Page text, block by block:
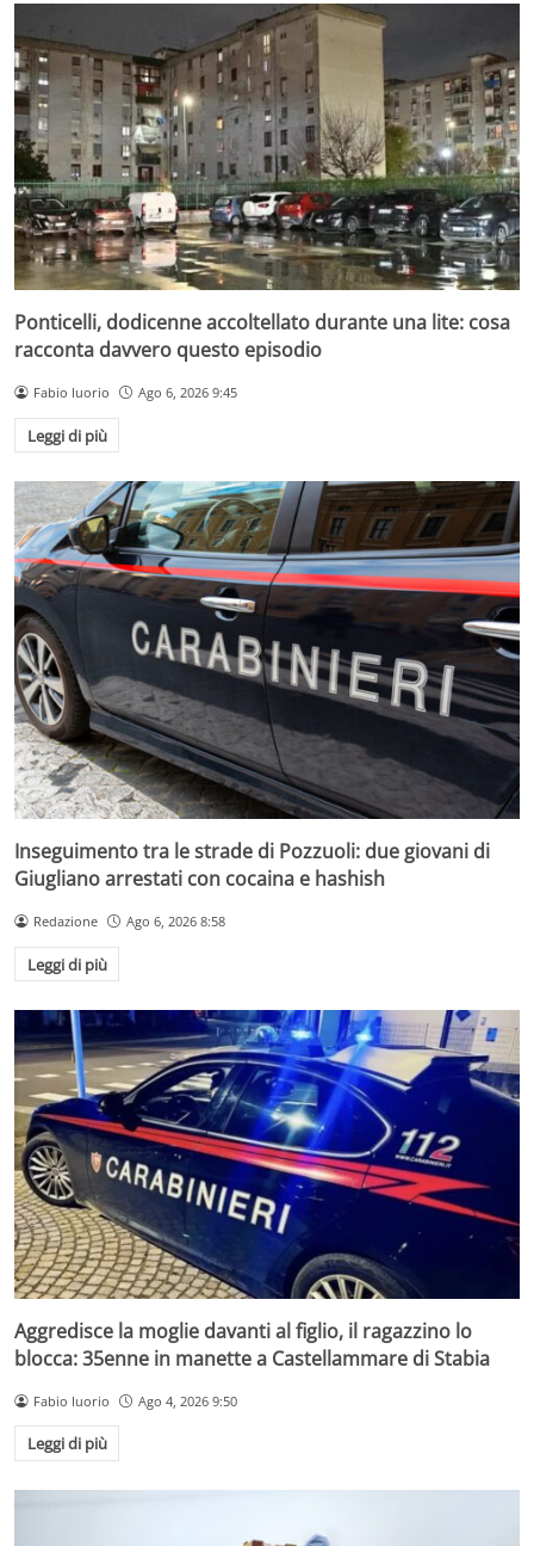
Ponticelli, dodicenne accoltellato durante una lite: cosa
racconta davvero questo episodio
Fabio Iuorio Ago 6, 2026 9:45
Leggi di più
Inseguimento tra le strade di Pozzuoli: due giovani di
Giugliano arrestati con cocaina e hashish
Redazione Ago 6, 2026 8:58
Leggi di più
Aggredisce la moglie davanti al figlio, il ragazzino lo
blocca: 35enne in manette a Castellammare di Stabia
Fabio Iuorio Ago 4, 2026 9:50
Leggi di più